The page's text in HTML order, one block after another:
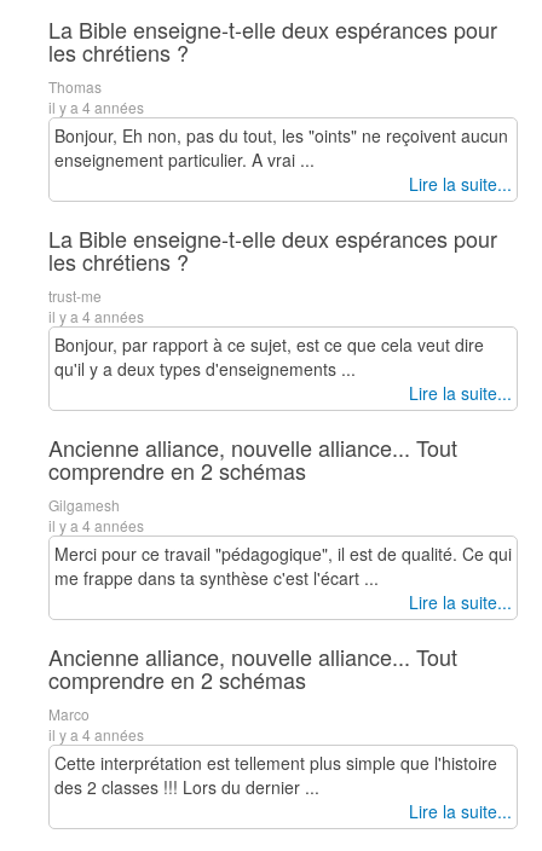
La Bible enseigne-t-elle deux espérances pour
les chrétiens ?
Thomas
il y a 4 années
Bonjour, Eh non, pas du tout, les "oints" ne reçoivent aucun
enseignement particulier. A vrai ...
Lire la suite...
La Bible enseigne-t-elle deux espérances pour
les chrétiens ?
trust-me
il y a 4 années
Bonjour, par rapport à ce sujet, est ce que cela veut dire
qu'il y a deux types d'enseignements ...
Lire la suite...
Ancienne alliance, nouvelle alliance... Tout
comprendre en 2 schémas
Gilgamesh
il y a 4 années
Merci pour ce travail "pédagogique", il est de qualité. Ce qui
me frappe dans ta synthèse c'est l'écart ...
Lire la suite...
Ancienne alliance, nouvelle alliance... Tout
comprendre en 2 schémas
Marco
il y a 4 années
Cette interprétation est tellement plus simple que l'histoire
des 2 classes !!! Lors du dernier ...
Lire la suite...